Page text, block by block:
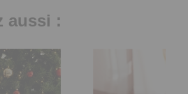
aussi :